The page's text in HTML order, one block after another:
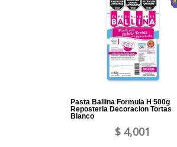
Pasta Ballina Formula H 500g
Reposteria Decoracion Tortas
Blanco
$ 4,001